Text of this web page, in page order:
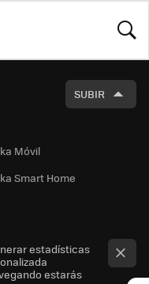
SUBIR
Móvil
Smart Home
estadísticas
estarás